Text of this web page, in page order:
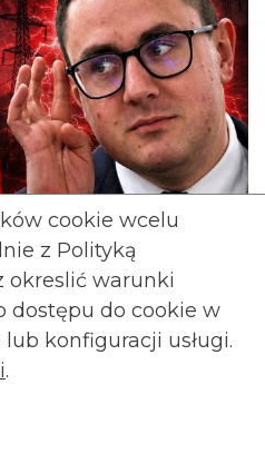
cookie wcelu
z Polityką
okreslić warunki
dostępu do cookie w
konfiguracji usługi.
.